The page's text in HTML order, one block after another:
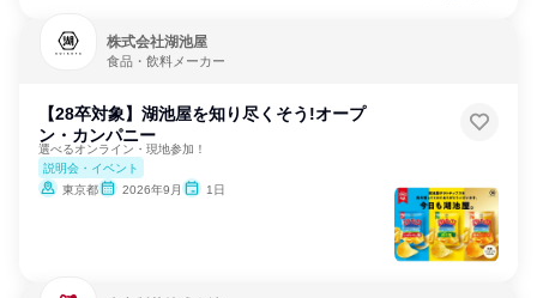
株式会社湖池屋
食品・飲料メーカー
【28卒対象】湖池屋を知り尽くそう!オープ
ン・カンパニー
選べるオンライン・現地参加！
説明会・イベント
東京都
2026年9月 1日